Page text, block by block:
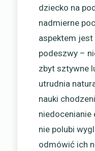
dziecko na
nadmierne
aspektem jest
podeszwy –
zbyt sztywne
utrudnia
nauki
nie polubi
odmówić ich